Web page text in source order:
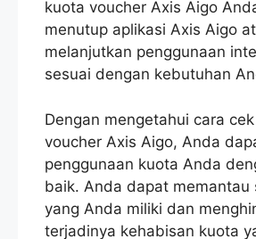
kuota voucher Axis Aigo
menutup aplikasi Axis Aigo
melanjutkan penggunaan
sesuai dengan kebutuhan
Dengan mengetahui cara
voucher Axis Aigo, Anda
penggunaan kuota Anda
baik. Anda dapat memantau
yang Anda miliki dan
terjadinya kehabisan kuota